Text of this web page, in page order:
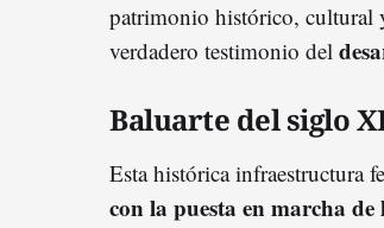
patrimonio histórico, cultural
verdadero testimonio del
Baluarte del siglo
Esta histórica infraestructura
con la puesta en marcha